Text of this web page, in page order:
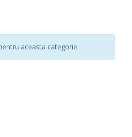
aceasta categorie.